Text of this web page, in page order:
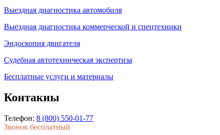
Выездная диагностика автомобиля
Выездная диагностика коммерческой и спецтехники
Эндоскопия двигателя
Судебная автотехническая экспертиза
Бесплатные услуги и материалы
Контакиы
Телефон: 8 (800) 550-01-77
Звонок бесплатный